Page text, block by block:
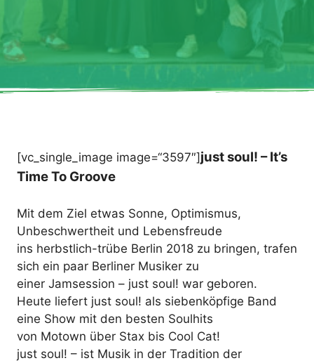
[vc_single_image image=“3597″] just soul! – It’s
Time To Groove
Mit dem Ziel etwas Sonne, Optimismus,
Unbeschwertheit und Lebensfreude
ins herbstlich-trübe Berlin 2018 zu bringen, trafen
sich ein paar Berliner Musiker zu
einer Jamsession – just soul! war geboren.
Heute liefert just soul! als siebenköpfige Band
eine Show mit den besten Soulhits
von Motown über Stax bis Cool Cat!
just soul! – ist Musik in der Tradition der